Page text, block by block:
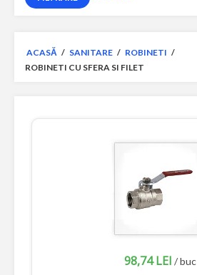
ACASĂ / SANITARE / ROBINETI /
ROBINETI CU SFERA SI FILET
98,74 LEI / buc